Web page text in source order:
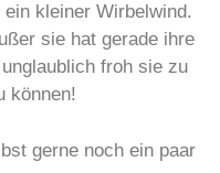
kleiner Wirbelwind.
sie hat gerade ihre
froh sie zu
können!
gerne noch ein paar